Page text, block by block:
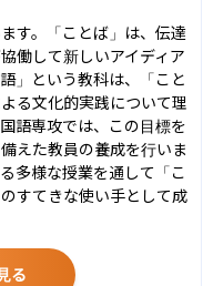
す。「ことば」は、伝達
働して新しいアイディア
」という教科は、「こと
る文化的実践について理
語専攻では、この目標を
えた教員の養成を行いま
多様な授業を通して「こ
すてきな使い手として成
る